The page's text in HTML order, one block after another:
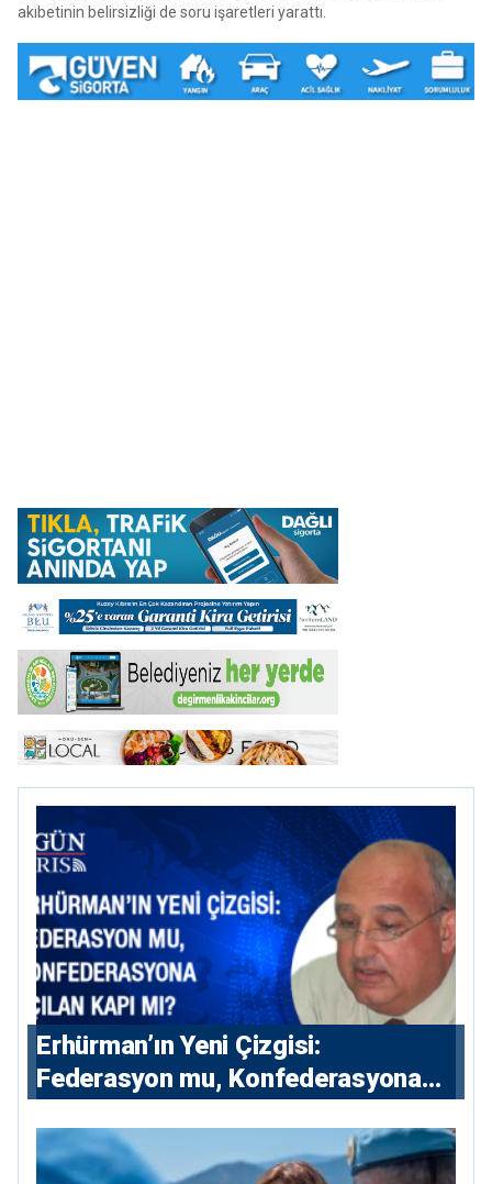
akıbetinin belirsizliği de soru işaretleri yarattı.
Erhürman’ın Yeni Çizgisi:
Federasyon mu, Konfederasyona